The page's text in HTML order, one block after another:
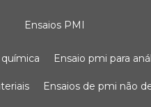
ensaios PMI
química ensaio pmi para
ensaios de pmi não